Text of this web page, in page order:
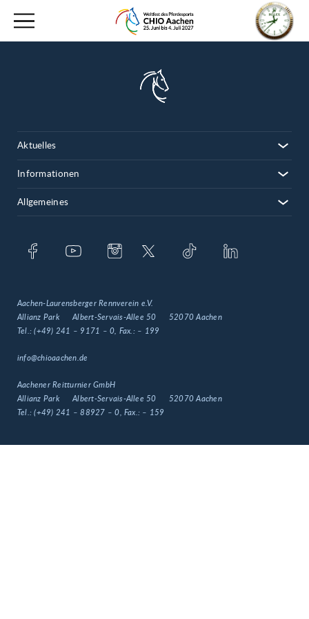
Aktuelles
Informationen
Allgemeines
Aachen-Laurensberger Rennverein e.V.
Allianz Park
Albert-Servais-Allee 50
52070 Aachen
Tel.:(+49) 241 – 9171 – 0 , Fax.: – 199
info@chioaachen.de
Aachener Reitturnier GmbH
Allianz Park
Albert-Servais-Allee 50
52070 Aachen
Tel.:(+49) 241 – 88927 – 0 , Fax.: – 159